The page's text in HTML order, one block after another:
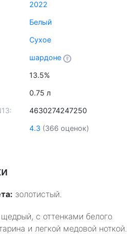
2022
Белый
Сухое
шардоне
13.5%
0.75 л
4630274247250
4.3 (366 оценок)
золотистый.
с оттенками белого
и легкой медовой ноткой.